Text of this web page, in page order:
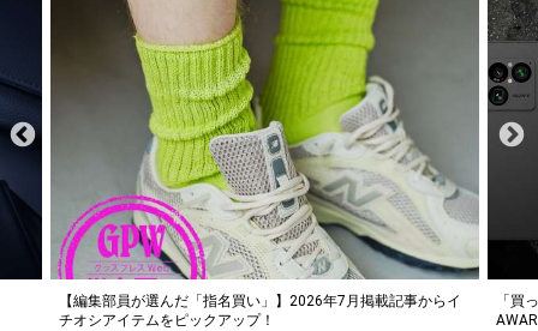
「買って損なし」の極上スマホ5選【GoodsPress 2026上半期
AWARD】
薄着